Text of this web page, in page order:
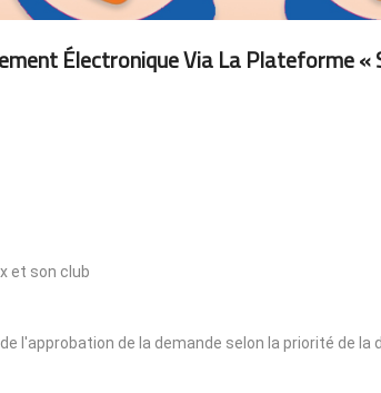
Électronique Via La Plateforme «
et son club
l'approbation de la demande selon la priorité de la